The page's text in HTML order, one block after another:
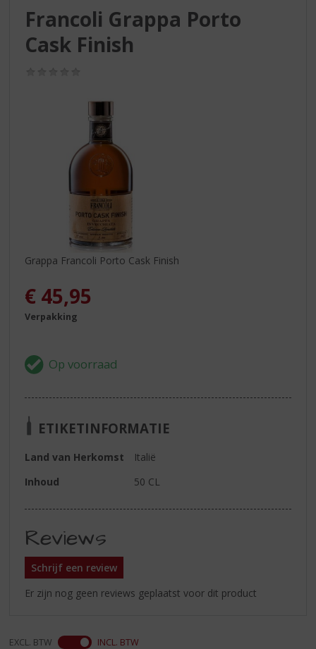
Francoli Grappa Porto
Cask Finish
Grappa Francoli Porto Cask Finish
€ 45,95
Verpakking
ETIKETINFORMATIE
Land van Herkomst
Italië
Inhoud
50 CL
Reviews
Schrijf een review
Er zijn nog geen reviews geplaatst voor dit product
EXCL. BTW INCL. BTW